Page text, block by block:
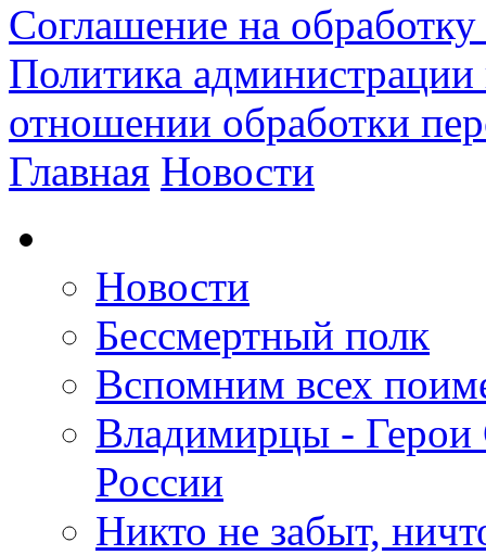
Соглашение на
Политика
отношении обработки
Главная Новости
Новости
Бессмертный полк
Вспомним всех
Владимирцы - Герои
России
Никто не забыт,